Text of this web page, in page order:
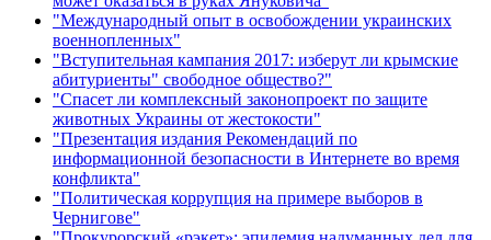
"Международный опыт в освобождении украинских
военнопленных"
"Вступительная кампания 2017: изберут ли крымские
абитуриенты" свободное общество?"
"Спасет ли комплексный законопроект по защите
животных Украины от жестокости"
"Презентация издания Рекомендаций по
информационной безопасности в Интернете во время
конфликта"
"Политическая коррупция на примере выборов в
Чернигове"